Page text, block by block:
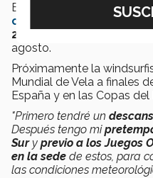
El Mundial de Vela 2023
clasificación
para los
2024
agosto.
Próximamente la
Mundial de Vela a finales
España y en las Copas
"Primero tendré un
Después tengo mi
Sur y previo a los Juegos
en la sede de estos, para
las condiciones